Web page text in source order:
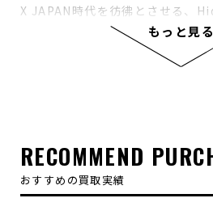
もっと見る
X JAPAN時代を彷彿とさせる、
ルの一本でございます。
こちらはHide本人が所有してい
ェリーサンバーストの仕様とルッ
ざいません。しかしながらも、そ
クということもあり非常に高い人
ハイパワーかつドンシャリなサウ
RECOMMEND
おすすめの買取実績